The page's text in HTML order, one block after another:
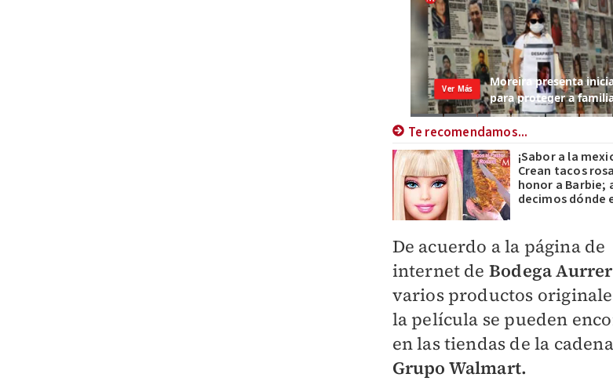
Te recomendamos...
¡Sabor a la
Crean tacos
honor a Barbie;
decimos dónde
De acuerdo a la página de
internet de Bodega
varios productos
la película se pueden
en las tiendas de la cadena
Grupo Walmart.